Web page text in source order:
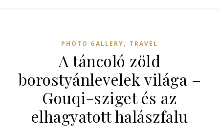
PHOTO GALLERY, TRAVEL
A táncoló zöld
borostyánlevelek világa –
Gouqi-sziget és az
elhagyatott halászfalu